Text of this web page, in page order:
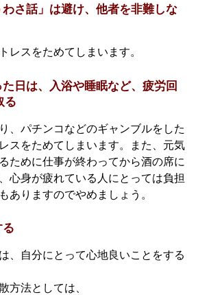
さ話」は避け、他者を非難しな
レスをためてしまいます。
日は、入浴や睡眠など、疲労回
る
、パチンコなどのギャンブルをした
スをためてしまいます。また、元気
ために仕事が終わってから酒の席に
心身が疲れている人にとっては負担
ありますのでやめましょう。
、自分にとって心地良いことをする
方法としては、